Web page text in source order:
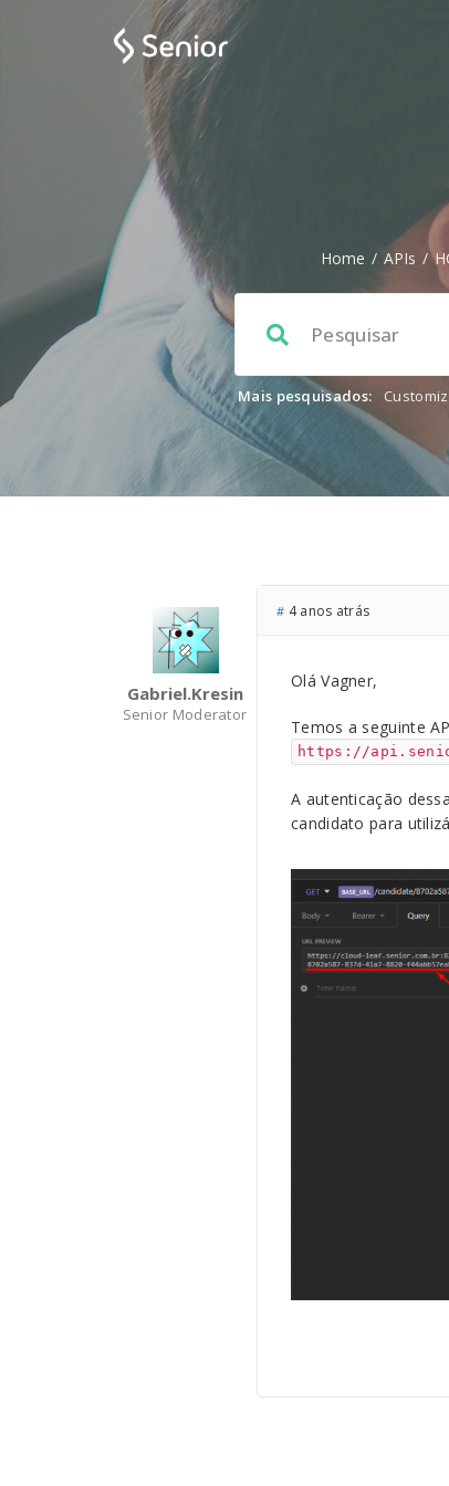
Home / APIs /
Mais pesquisados:
Gabriel.kresin
Senior Moderator
# 4 anos atrás
Olá Vagner,
Temos a seguinte
https://
A autenticação
candidato para